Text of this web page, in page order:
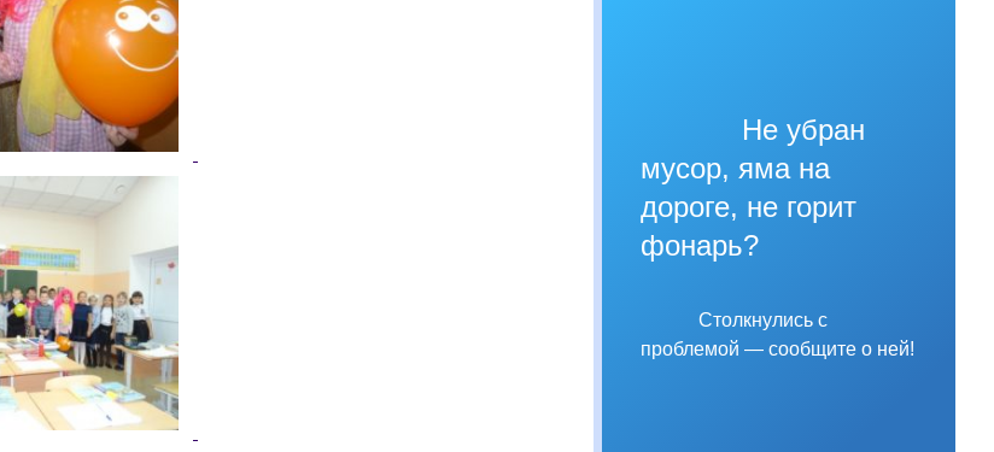
Не убран
мусор, яма на
дороге, не горит
фонарь?
Столкнулись с
проблемой — сообщите о ней!